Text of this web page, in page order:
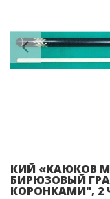
КИЙ «КАЮКОВ
БИРЮЗОВЫЙ
КОРОНКАМИ", 2